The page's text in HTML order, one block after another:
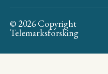
© 2026 Copyright
Telemarksforsking